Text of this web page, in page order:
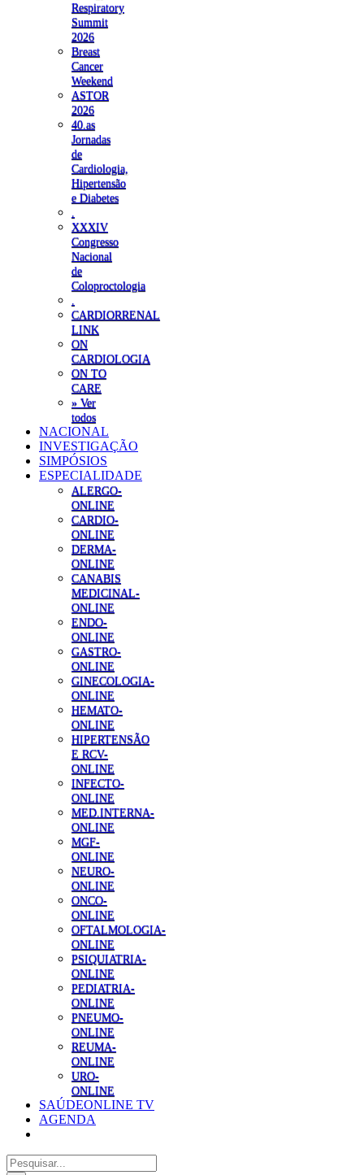
Respiratory
Summit
2026
Breast
Cancer
Weekend
ASTOR
2026
40.as
Jornadas
de
Cardiologia,
Hipertensão
e Diabetes
XXXIV
Congresso
Nacional
de
Coloproctologia
CARDIORRENAL
LINK
ON
CARDIOLOGIA
ON TO
CARE
» Ver
todos
NACIONAL
INVESTIGAÇÃO
SIMPÓSIOS
ESPECIALIDADE
ALERGO-
ONLINE
CARDIO-
ONLINE
DERMA-
ONLINE
CANABIS
MEDICINAL-
ONLINE
ENDO-
ONLINE
GASTRO-
ONLINE
GINECOLOGIA-
ONLINE
HEMATO-
ONLINE
HIPERTENSÃO
E RCV-
ONLINE
INFECTO-
ONLINE
MED.INTERNA-
ONLINE
MGF-
ONLINE
NEURO-
ONLINE
ONCO-
ONLINE
OFTALMOLOGIA-
ONLINE
PSIQUIATRIA-
ONLINE
PEDIATRIA-
ONLINE
PNEUMO-
ONLINE
REUMA-
ONLINE
URO-
ONLINE
SAÚDEONLINE TV
AGENDA
Pesquisar